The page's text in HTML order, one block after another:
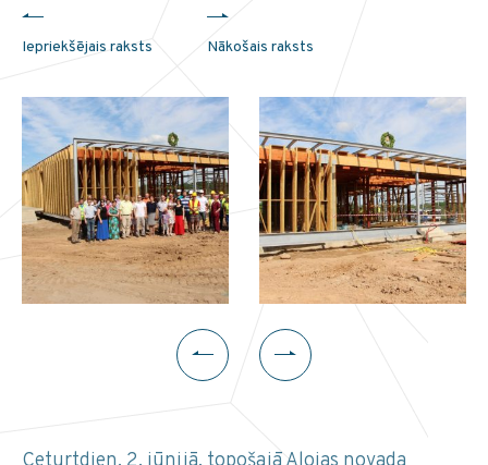
Iepriekšējais raksts Nākošais raksts